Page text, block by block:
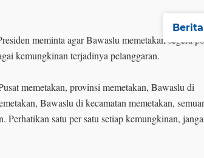
meminta agar Bawaslu memetakan segera
kemungkinan terjadinya pelanggaran.
memetakan, provinsi memetakan, Bawaslu di
Bawaslu di kecamatan memetakan,
Perhatikan satu per satu setiap kemungkinan,